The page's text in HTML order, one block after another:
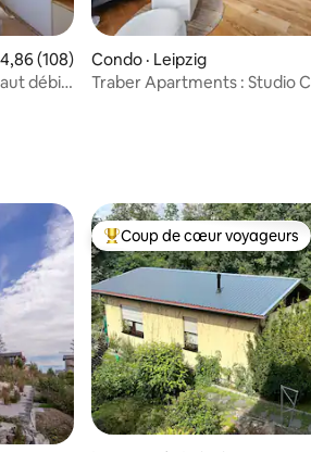
moyenne de 4,86 sur 5, 108
4,86 (108)
débit,
Condo · Leipzig
Traber Apartments : Studio
plus aimésCoup de cœur voyageurs
Coup de cœur voyageurs